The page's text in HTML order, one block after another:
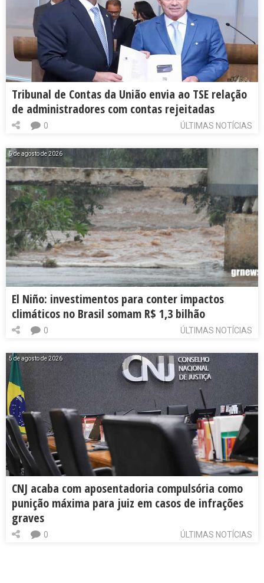
Tribunal de Contas da União envia ao TSE relação
de administradores com contas rejeitadas
ÚLTIMAS NOTÍCIAS
0
5 de agosto de 2026
El Niño: investimentos para conter impactos
climáticos no Brasil somam R$ 1,3 bilhão
ÚLTIMAS NOTÍCIAS
0
5 de agosto de 2026
CNJ acaba com aposentadoria compulsória como
punição máxima para juiz em casos de infrações
graves
ÚLTIMAS NOTÍCIAS
0